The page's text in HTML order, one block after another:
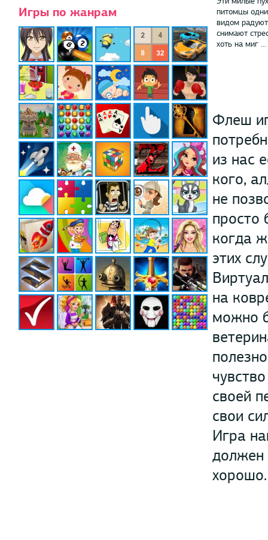
Игры по жанрам
питомцы
видом
снимают
хоть на миг ...
Флеш
из нас
кого,
не
просто
когда
этих
на
можно
своей
свои
Игра
должен
хорошо.